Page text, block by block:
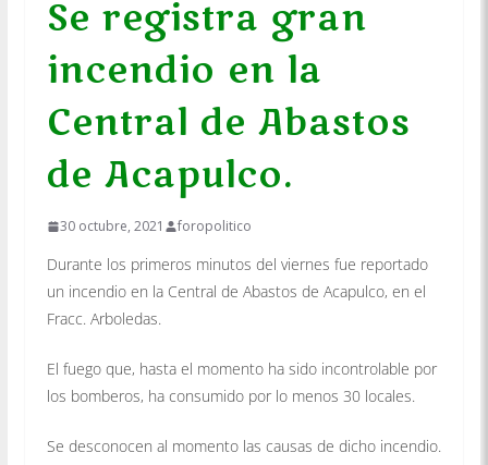
Se registra gran
incendio en la
Central de Abastos
de Acapulco.
30 octubre, 2021 foropolitico
Durante los primeros minutos del viernes fue reportado
un incendio en la Central de Abastos de Acapulco, en el
Fracc. Arboledas.
El fuego que, hasta el momento ha sido incontrolable por
los bomberos, ha consumido por lo menos 30 locales.
Se desconocen al momento las causas de dicho incendio.